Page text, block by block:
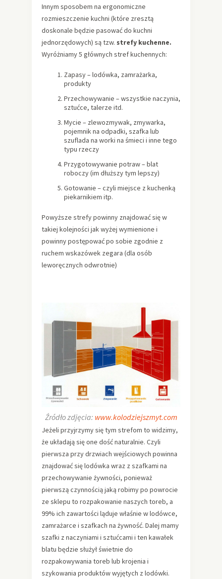
Innym sposobem na ergonomiczne
rozmieszczenie kuchni (które zresztą
doskonale będzie pasować do kuchni
jednorzędowych) są tzw. strefy kuchenne.
Wyróżniamy 5 głównych stref kuchennych:
Zapasy – lodówka, zamrażarka,
produkty
Przechowywanie – wszystkie naczynia,
sztućce, talerze itd.
Mycie – zlewozmywak, zmywarka,
pojemnik na odpadki, szafka lub
szuflada na worki na śmieci i inne tego
typu rzeczy
Przygotowywanie potraw – blat
roboczy (im dłuższy tym lepszy)
Gotowanie – czyli miejsce z kuchenką
piekarnikiem itp.
Powyższe strefy powinny znajdować się w
takiej kolejności jak wyżej wymienione i
powinny postępować po sobie zgodnie z
ruchem wskazówek zegara (dla osób
leworęcznych odwrotnie)
Źródło zdjęcia: www.kolodziejszmyt.com
Jeżeli przyjrzymy się tym strefom to widzimy,
że układają się one dość naturalnie. Czyli
pierwsza przy drzwiach wejściowych powinna
znajdować się lodówka wraz z szafkami na
przechowywanie żywności, ponieważ
pierwszą czynnością jaką robimy po powrocie
ze sklepu to rozpakowanie naszych toreb, a
99% ich zawartości ląduje właśnie w lodówce,
zamrażarce i szafkach na żywność. Dalej mamy
szafki z naczyniami i sztućcami i ten kawałek
blatu będzie służył świetnie do
rozpakowywania toreb lub krojenia i
szykowania produktów wyjętych z lodówki.